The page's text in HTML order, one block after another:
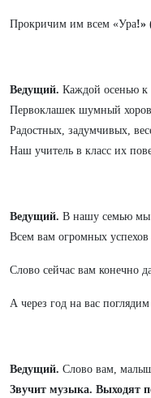
Прокричим им всем «Ура!»
Ведущий. Каждой осенью к
Первоклашек шумный
Радостных, задумчивых,
Наш учитель в класс их
Ведущий. В нашу семью мы
Всем вам огромных
Слово сейчас вам конечно
А через год на вас поглядим
Ведущий. Слово вам,
Звучит музыка. Выходят